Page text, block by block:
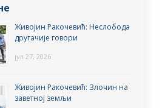
Живојин Ракочевић: Неслобода
другачије говори
јул 27, 2026
Живојин Ракочевић: Злочин на
заветној земљи